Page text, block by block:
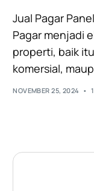
Jual Pagar
Pagar menjadi
properti, baik
komersial,
NOVEMBER 25, 2024